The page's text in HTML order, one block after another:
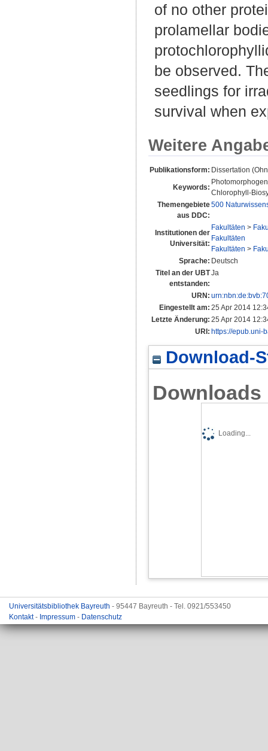
of no other
prolamellar
be observed.
seedlings for
survival when
Weitere
Publikationsform: Dissertation
Keywords:
Chlorophyll-
Themengebiete
aus DDC:
500
Institutionen der
Universität:
Fakultäten >
Fakultäten
Fakultäten >
Sprache: Deutsch
Titel an der UBT
entstanden:
Ja
URN:
Eingestellt am: 25 Apr 2014
Letzte Änderung: 25 Apr 2014
URI: https://epub.uni-
Download-
Downloads
Loading...
Universitätsbibliothek Bayreuth - 95447 Bayreuth - Tel. 0921/553450
Kontakt- Impressum - Datenschutz